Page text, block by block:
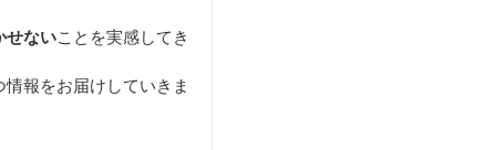
せないことを実感してき
報をお届けしていきま